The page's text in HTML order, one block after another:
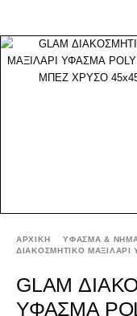
ΑΡΧΙΚΉ ΥΦΑΣΜΑ &
ΔΙΑΚΟΣΜΗΤΙΚΟ ΜΑΞΙΛΑΡΙ
GLAM
ΥΦΑΣΜΑ